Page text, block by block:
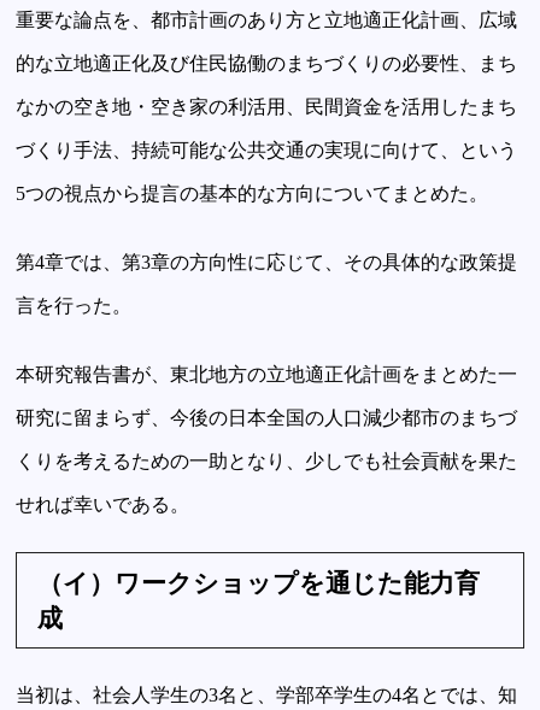
重要な論点を、都市計画のあり方と立地適正化計画、広域
的な立地適正化及び住民協働のまちづくりの必要性、まち
なかの空き地・空き家の利活用、民間資金を活用したまち
づくり手法、持続可能な公共交通の実現に向けて、という
5つの視点から提言の基本的な方向についてまとめた。
第4章では、第3章の方向性に応じて、その具体的な政策提
言を行った。
本研究報告書が、東北地方の立地適正化計画をまとめた一
研究に留まらず、今後の日本全国の人口減少都市のまちづ
くりを考えるための一助となり、少しでも社会貢献を果た
せれば幸いである。
（イ）ワークショップを通じた能力育
成
当初は、社会人学生の3名と、学部卒学生の4名とでは、知